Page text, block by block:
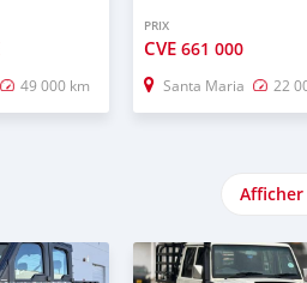
49 000 km
PRIX
CVE 661 000
Santa Maria 22